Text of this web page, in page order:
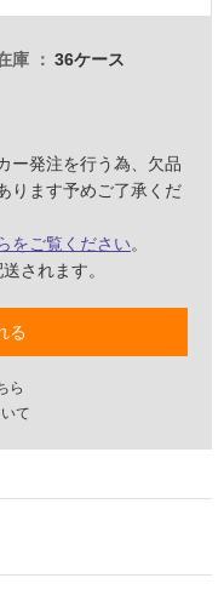
庫 36ケース
ー発注を行う為、欠品
ります予めご了承くだ
をご覧ください。
されます。
る
ら
て